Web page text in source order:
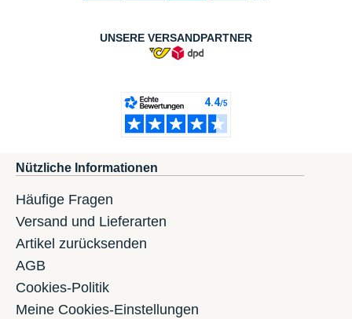
UNSERE VERSANDPARTNER
Nützliche Informationen
Häufige Fragen
Versand und Lieferarten
Artikel zurücksenden
AGB
Cookies-Politik
Meine Cookies-Einstellungen